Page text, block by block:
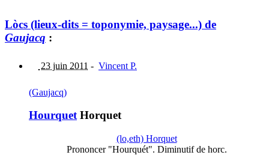
Lòcs (lieux-dits = toponymie, paysage...) de
Gaujacq :
23 juin 2011 - Vincent P.
(Gaujacq)
HourquetHorquet
(lo,eth) Horquet
Prononcer "Hourquét". Diminutif de horc.